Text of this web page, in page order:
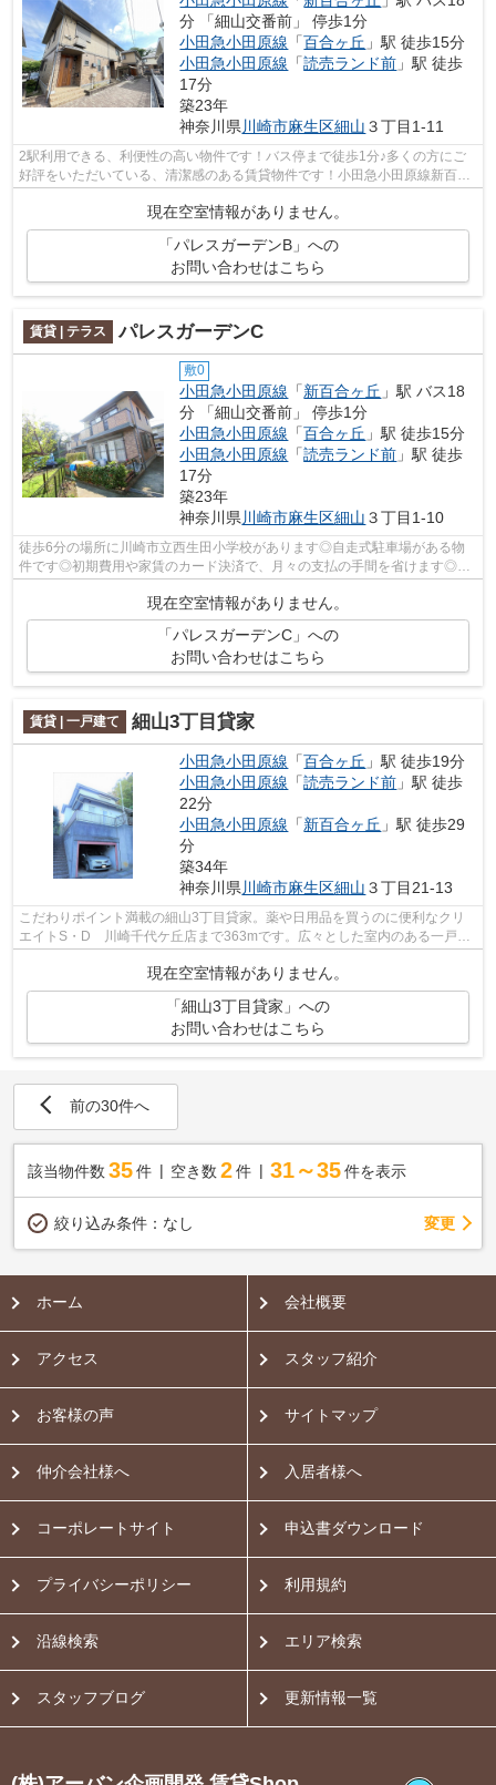
分 「細山交番前」 停歩1分
小田急小田原線 「百合ヶ丘 」駅 徒歩15分
小田急小田原線 「読売ランド前 」駅 徒歩
17分
築23年
神奈川県 川崎市麻生区細山 ３丁目1-11
2駅利用できる、利便性の高い物件です！バス停まで徒歩1分♪多くの方にご
好評をいただいている、清潔感のある賃貸物件です！小田急小田原線新百合
現在空室情報がありません。
「パレスガーデンB」への
お問い合わせはこちら
賃貸 | テラス パレスガーデンC
敷0
小田急小田原線 「新百合ヶ丘 」駅 バス18
分 「細山交番前」 停歩1分
小田急小田原線 「百合ヶ丘 」駅 徒歩15分
小田急小田原線 「読売ランド前 」駅 徒歩
17分
築23年
神奈川県 川崎市麻生区細山 ３丁目1-10
徒歩6分の場所に川崎市立西生田小学校があります◎自走式駐車場がある物
件です◎初期費用や家賃のカード決済で、月々の支払の手間を省けます◎魅
力も多い賃貸物件はいかがでしょうか◎小田...
現在空室情報がありません。
「パレスガーデンC」への
お問い合わせはこちら
賃貸 | 一戸建て 細山3丁目貸家
小田急小田原線 「百合ヶ丘 」駅 徒歩19分
小田急小田原線 「読売ランド前 」駅 徒歩
22分
小田急小田原線 「新百合ヶ丘 」駅 徒歩29
分
築34年
神奈川県川崎市麻生区細山 ３丁目21-13
こだわりポイント満載の細山3丁目貸家。薬や日用品を買うのに便利なクリ
エイトS・D 川崎千代ケ丘店まで363mです。広々とした室内のある一戸建
現在空室情報がありません。
「細山3丁目貸家」への
お問い合わせはこちら
前の30件へ
該当物件数 35件 空き数 2 件 31～35 件を表示
絞り込み条件： なし 変更
ホーム 会社概要
アクセス スタッフ紹介
お客様の声 サイトマップ
仲介会社様へ 入居者様へ
コーポレートサイト 申込書ダウンロード
プライバシーポリシー 利用規約
沿線検索 エリア検索
スタッフブログ 更新情報一覧